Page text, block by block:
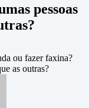
pessoas
ou fazer faxina?
as outras?